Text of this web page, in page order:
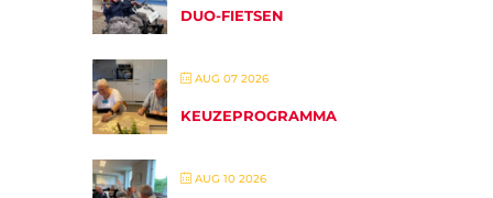
DUO-FIETSEN
AUG 07 2026
KEUZEPROGRAMMA
AUG 10 2026